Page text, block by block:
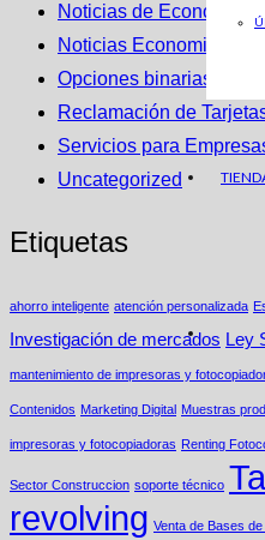
Noticias de Economia
Noticias Economicas
Opciones binarias
Reclamación de
Servicios para
Uncategorized
Etiquetas
ahorro inteligente atención personalizada
Investigación de mercados Ley
mantenimiento de impresoras y
Contenidos Marketing Digital Muestras
impresoras y fotocopiadoras Renting
Sector Construccion soporte técnico
revolving Venta de Bases